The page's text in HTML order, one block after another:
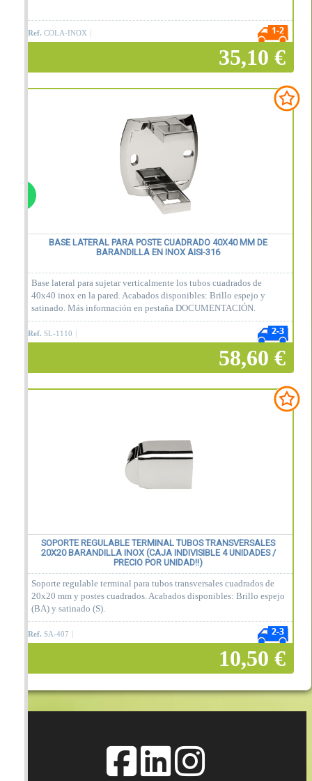
Ref. COLA-INOX
35,10 €
Añadir a la cesta
BASE LATERAL PARA POSTE CUADRADO 40X40 MM DE
BARANDILLA EN INOX AISI-316
Base lateral para sujetar verticalmente los tubos cuadrados de
40x40 inox en la pared. Acabados disponibles: Brillo espejo y
satinado. Más información en pestaña DOCUMENTACIÓN.
Ref. SL-1110
58,60 €
SOPORTE REGULABLE TERMINAL TUBOS TRANSVERSALES
20X20 BARANDILLA INOX (CAJA INDIVISIBLE 4 UNIDADES /
PRECIO POR UNIDAD!!)
Soporte regulable terminal para tubos transversales cuadrados de
20x20 mm y postes cuadrados. Acabados disponibles: Brillo espejo
(BA) y satinado (S).
Ref. SA-407
10,50 €
Añadir a la cesta